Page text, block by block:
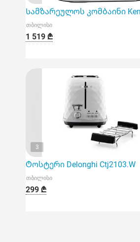
Სამზარეულოს კომბაინი
თბილისი
1 519 ₾
3
Ტოსტერი Delonghi Ctj2103.W
თბილისი
299 ₾